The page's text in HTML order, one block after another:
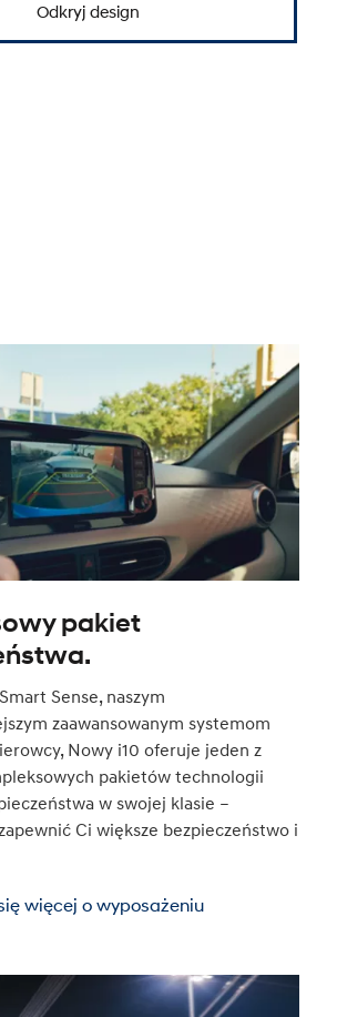
Odkryj design
pakiet
Sense, naszym
zaawansowanym systemom
Nowy i10 oferuje jeden z
pakietów technologii
w swojej klasie –
Ci większe bezpieczeństwo i
więcej o wyposażeniu